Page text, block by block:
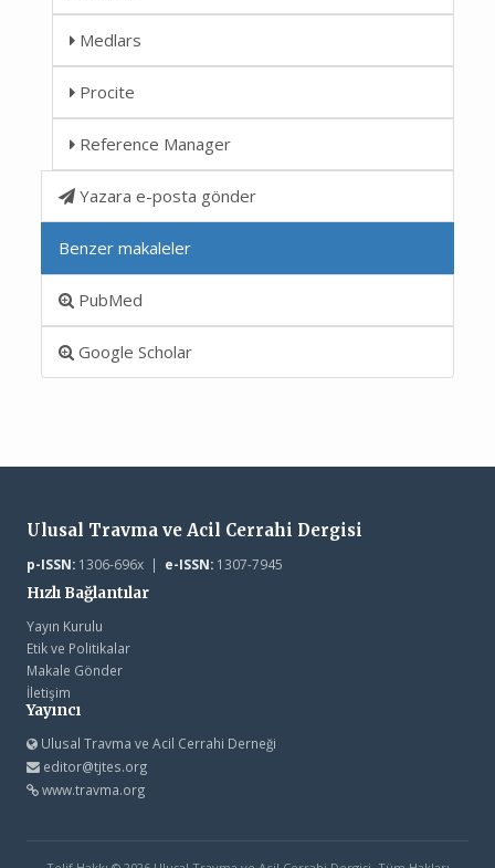
Medlars
Procite
Reference Manager
Yazara e-posta gönder
Benzer makaleler
PubMed
Google Scholar
Ulusal Travma ve Acil Cerrahi Dergisi
p-ISSN:1306-696x | e-ISSN:1307-7945
Hızlı Bağlantılar
Yayın Kurulu
Etik ve Politikalar
Makale Gönder
İletişim
Yayıncı
Ulusal Travma ve Acil Cerrahi Derneği
editor@tjtes.org
www.travma.org